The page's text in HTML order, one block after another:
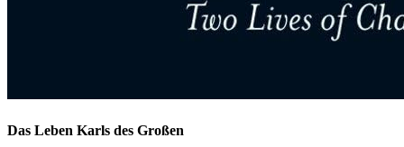
Das Leben Karls des Großen